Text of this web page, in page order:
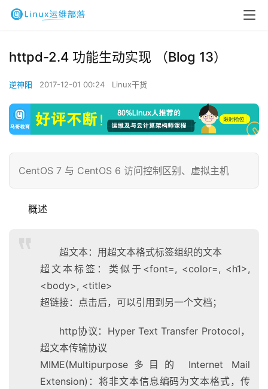
httpd-2.4 功能生动实现 （Blog 13）
逆神阳 2017-12-01 00:24 Linux干货
CentOS 7 与 CentOS 6 访问控制区别、虚拟主机
概述
超文本：用超文本格式标签组织的文本
超文本标签：类似于<font=, <color=, <h1>,
<body>, <title>
超链接：点击后，可以引用到另一个文档；
http协议：Hyper Text Transfer Protocol，
超文本传输协议
MIME(Multipurpose多目的 Internet Mail
Extension)：将非文本信息编码为文本格式，传